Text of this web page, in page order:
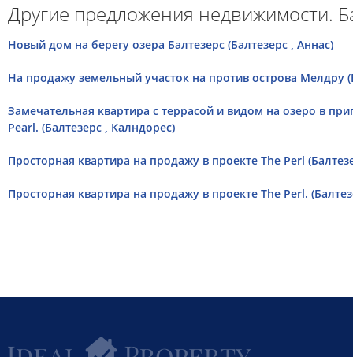
Другие предложения недвижимости.
Hовый дом на берегу озера Балтезерс (Балтезерс , Аннас)
Hа продажу земельный участок на против острова Мелдру
Замечательная квартира с террасой и видом на озеро в
Pearl. (Балтезерс , Калндорес)
Просторная квартира на продажу в проекте The Perl
Просторная квартира на продажу в проекте The Perl.